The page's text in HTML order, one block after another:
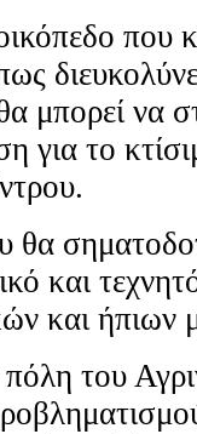
που
μπορεί να
για το
και
και ήπιων
του